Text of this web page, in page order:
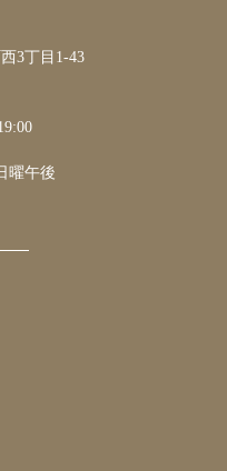
3丁目1-43
曜午後